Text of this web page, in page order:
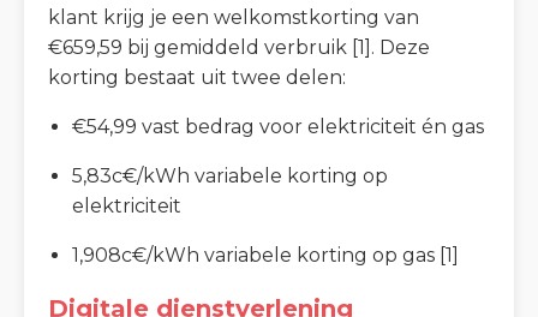
klant krijg je een welkomstkorting van
€659,59 bij gemiddeld verbruik [1]. Deze
korting bestaat uit twee delen:
€54,99 vast bedrag voor elektriciteit én gas
5,83c€/kWh variabele korting op
elektriciteit
1,908c€/kWh variabele korting op gas [1]
Digitale dienstverlening